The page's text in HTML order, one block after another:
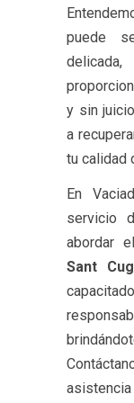
puede
y sin
a
tu calidad
En
servicio
abordar
Sant